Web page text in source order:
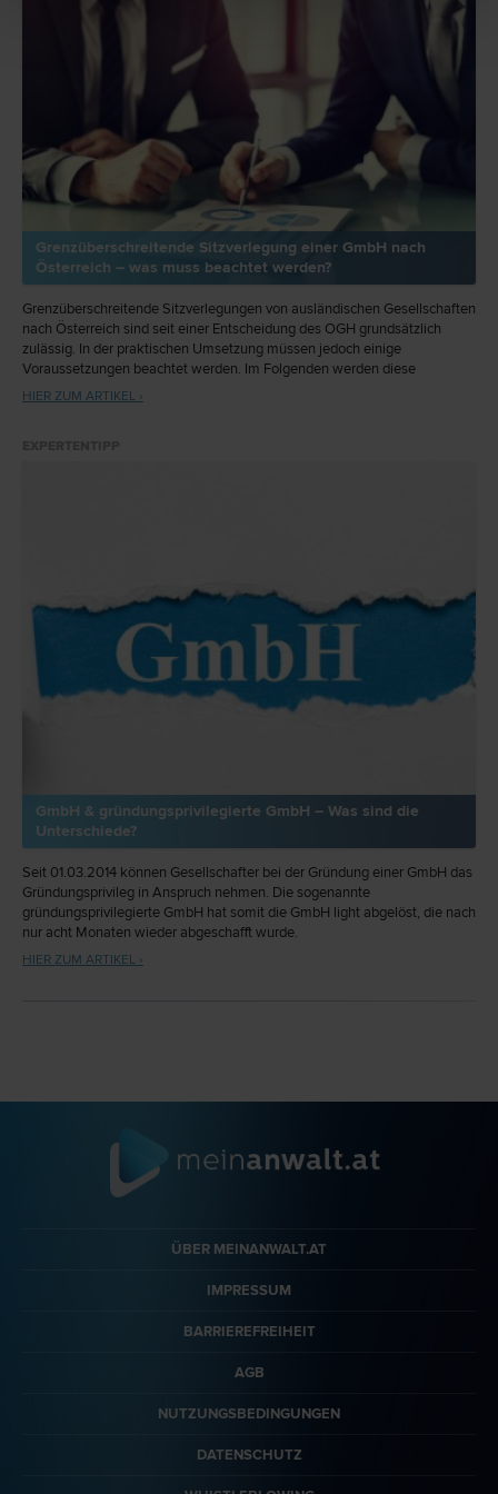
Grenzüberschreitende Sitzverlegung einer GmbH nach
Österreich – was muss beachtet werden?
Grenzüberschreitende Sitzverlegungen von ausländischen Gesellschaften
nach Österreich sind seit einer Entscheidung des OGH grundsätzlich
zulässig. In der praktischen Umsetzung müssen jedoch einige
Voraussetzungen beachtet werden. Im Folgenden werden diese
Voraussetzungen sowie die Durchführung am Beispiel der
HIER ZUM ARTIKEL ›
GmbH & gründungsprivilegierte GmbH – Was sind die
Unterschiede?
Seit 01.03.2014 können Gesellschafter bei der Gründung einer GmbH das
Gründungsprivileg in Anspruch nehmen. Die sogenannte
gründungsprivilegierte GmbH hat somit die GmbH light abgelöst, die nach
nur acht Monaten wieder abgeschafft wurde.
HIER ZUM ARTIKEL ›
ÜBER MEINANWALT.AT
IMPRESSUM
BARRIEREFREIHEIT
AGB
NUTZUNGSBEDINGUNGEN
DATENSCHUTZ